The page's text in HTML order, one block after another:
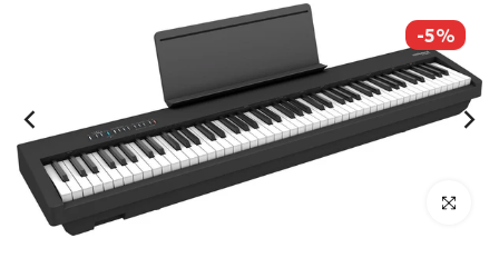
-5%
Click para